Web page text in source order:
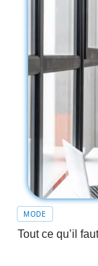
MODE
Tout ce qu’il